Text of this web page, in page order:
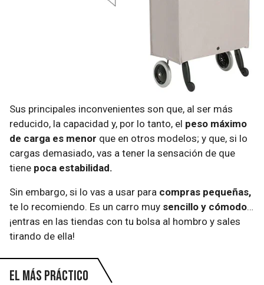
Sus principales inconvenientes son que, al ser más
reducido, la capacidad y, por lo tanto, el peso máximo
de carga es menor que en otros modelos; y que, si lo
cargas demasiado, vas a tener la sensación de que
tiene poca estabilidad.
Sin embargo, si lo vas a usar para compras pequeñas,
te lo recomiendo. Es un carro muy sencillo y cómodo…
¡entras en las tiendas con tu bolsa al hombro y sales
tirando de ella!
El más práctico